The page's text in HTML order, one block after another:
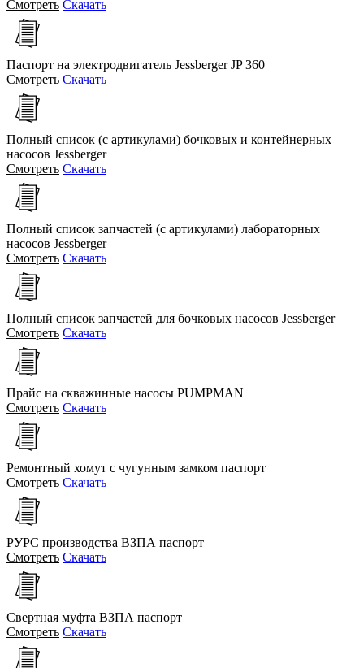
Смотреть Скачать
Паспорт на электродвигатель Jessberger JP 360
Смотреть Скачать
Полный список (с артикулами) бочковых и контейнерных
насосов Jessberger
Смотреть Скачать
Полный список запчастей (с артикулами) лабораторных
насосов Jessberger
Смотреть Скачать
Полный список запчастей для бочковых насосов Jessberger
Смотреть Скачать
Прайс на скважинные насосы PUMPMAN
Смотреть Скачать
Ремонтный хомут с чугунным замком паспорт
Смотреть Скачать
РУРС производства ВЗПА паспорт
Смотреть Скачать
Свертная муфта ВЗПА паспорт
Смотреть Скачать